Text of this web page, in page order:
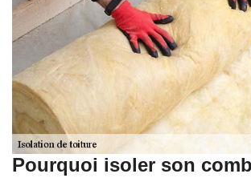
Pourquoi isoler son